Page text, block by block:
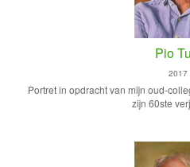
Pio
2017
Portret in opdracht van mijn oud-
zijn 60ste